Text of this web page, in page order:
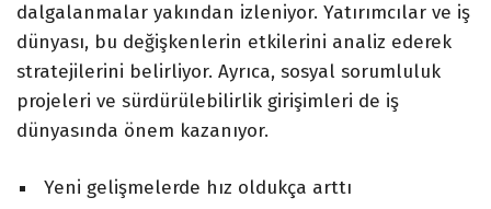
dalgalanmalar yakından izleniyor. Yatırımcılar ve iş
dünyası, bu değişkenlerin etkilerini analiz ederek
stratejilerini belirliyor. Ayrıca, sosyal sorumluluk
projeleri ve sürdürülebilirlik girişimleri de iş
dünyasında önem kazanıyor.
Yeni gelişmelerde hız oldukça arttı